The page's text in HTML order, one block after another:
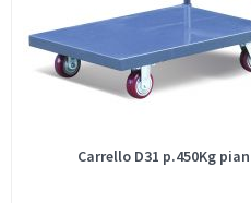
Carrello D31 p.450Kg